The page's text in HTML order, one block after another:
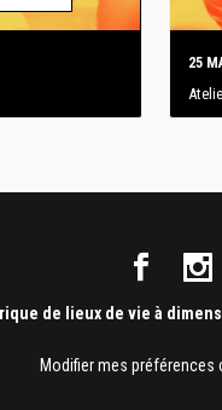
25
de lieux de vie à
Modifier mes préférences